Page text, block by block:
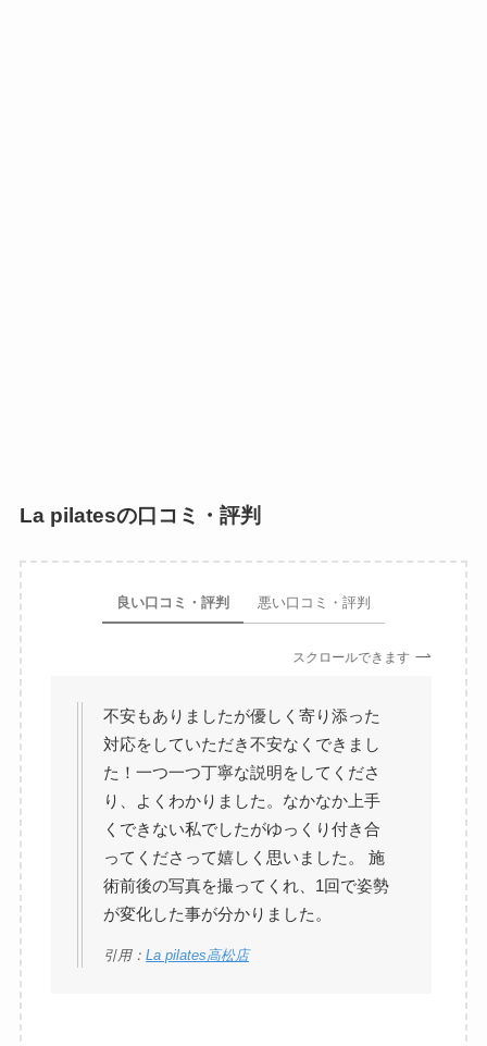
La pilatesの口コミ・評判
良い口コミ・評判 悪い口コミ・評判
スクロールできます
不安もありましたが優しく寄り添った
対応をしていただき不安なくできまし
た！一つ一つ丁寧な説明をしてくださ
り、よくわかりました。なかなか上手
くできない私でしたがゆっくり付き合
ってくださって嬉しく思いました。 施
術前後の写真を撮ってくれ、1回で姿勢
が変化した事が分かりました。
引用：La pilates高松店